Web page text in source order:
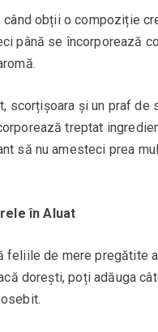
obții o compoziție
până se încorporează
scorțișoara și un praf de
treptat
să nu amesteci prea
în Aluat
feliile de mere pregătite
dorești, poți adăuga